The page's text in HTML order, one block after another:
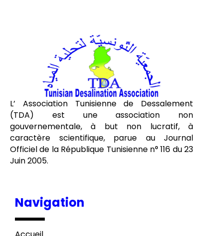
L’ Association Tunisienne de Dessalement
(TDA) est une association non
gouvernementale, à but non lucratif, à
caractère scientifique, parue au Journal
Officiel de la République Tunisienne n° 116 du 23
Juin 2005.
Navigation